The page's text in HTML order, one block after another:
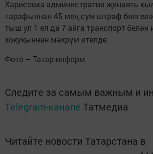
Харисовка административ җинаять
тарафыннан 45 мең сум штраф
тыш ул 1 ел да 7 айга транспорт белән
хокукыннан мәхрүм ителде.
Фото – Татар-информ
Следите за самым важным и
Telegram-канале Татмедиа
Читайте новости Татарстана в